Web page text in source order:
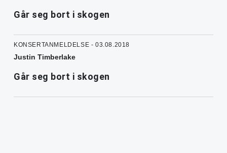
Går seg bort i skogen
KONSERTANMELDELSE - 03.08.2018
Justin Timberlake
Går seg bort i skogen